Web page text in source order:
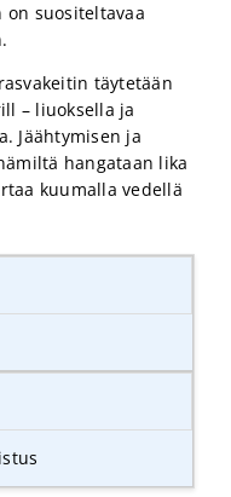
suositeltavaa
täytetään
– liuoksella ja
Jäähtymisen ja
hangataan lika
kuumalla vedellä